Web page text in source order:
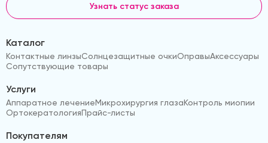
Узнать статус заказа
Каталог
Контактные линзыСолнцезащитные очкиОправыАксессуары
Сопутствующие товары
Услуги
Аппаратное лечениеМикрохирургия глазаКонтроль миопии
ОртокератологияПрайс-листы
Покупателям